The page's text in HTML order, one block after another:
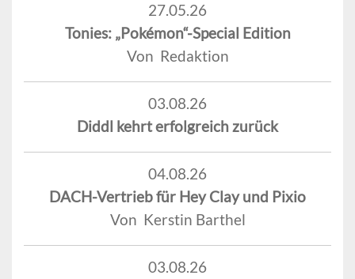
27.05.26
Tonies: „Pokémon“-Special Edition
Von Redaktion
03.08.26
Diddl kehrt erfolgreich zurück
04.08.26
DACH-Vertrieb für Hey Clay und Pixio
Von Kerstin Barthel
03.08.26